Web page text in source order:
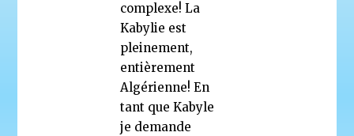
complexe! La
Kabylie est
pleinement,
entièrement
Algérienne! En
tant que Kabyle
je demande